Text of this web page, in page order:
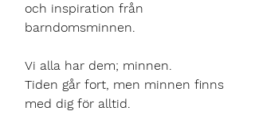
och inspiration från
barndomsminnen.
Vi alla har dem; minnen.
Tiden går fort, men minnen finns
med dig för alltid.